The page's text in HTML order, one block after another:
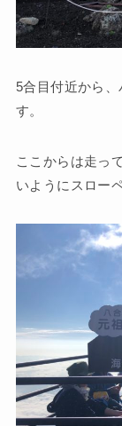
5合目付近から
す。
ここからは走っ
いようにスロー